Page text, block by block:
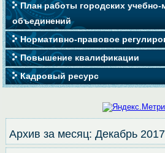
План работы городских учебно-
объединений
Нормативно-правовое
Повышение квалификации
Кадровый ресурс
Архив за месяц:Декабрь 2017